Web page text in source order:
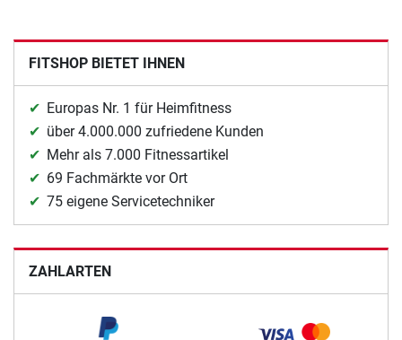
FITSHOP BIETET IHNEN
Europas Nr. 1 für Heimfitness
über 4.000.000 zufriedene Kunden
Mehr als 7.000 Fitnessartikel
69 Fachmärkte vor Ort
75 eigene Servicetechniker
ZAHLARTEN